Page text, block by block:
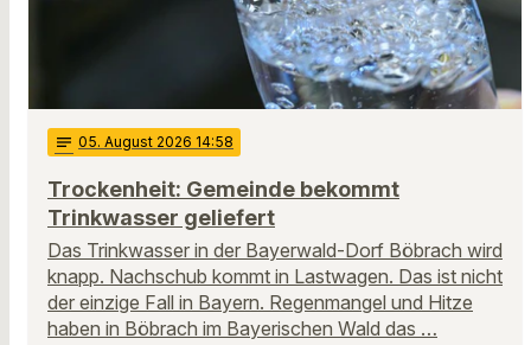
notes 05. August 2026 14:58
Trockenheit: Gemeinde bekommt
Trinkwasser geliefert
Das Trinkwasser in der Bayerwald-Dorf Böbrach wird
knapp. Nachschub kommt in Lastwagen. Das ist nicht
der einzige Fall in Bayern. Regenmangel und Hitze
haben in Böbrach im Bayerischen Wald das …